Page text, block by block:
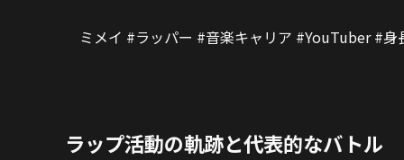
ミメイ #ラッパー #音楽キャリア #YouTuber #身
ラップ活動の軌跡と代表的なバトル